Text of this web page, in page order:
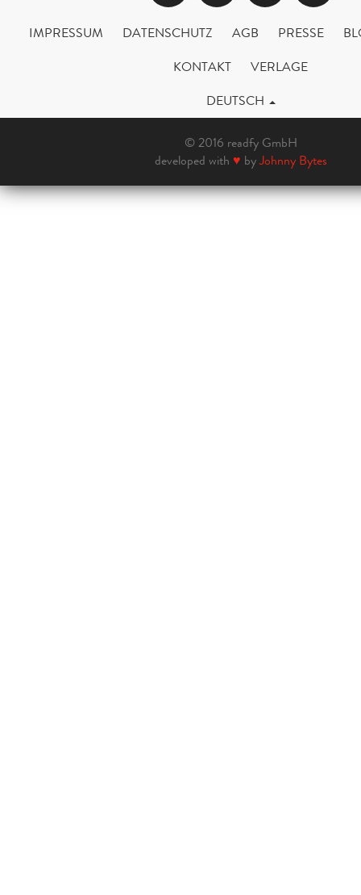
IMPRESSUM DATENSCHUTZ AGB PRESSE
KONTAKT
VERLAGE
DEUTSCH
© 2016 readfy GmbH
developed with ♥ byJohnny Bytes